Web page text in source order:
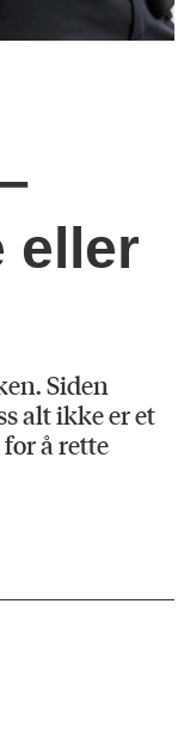
eller
Siden
alt ikke er et
å rette